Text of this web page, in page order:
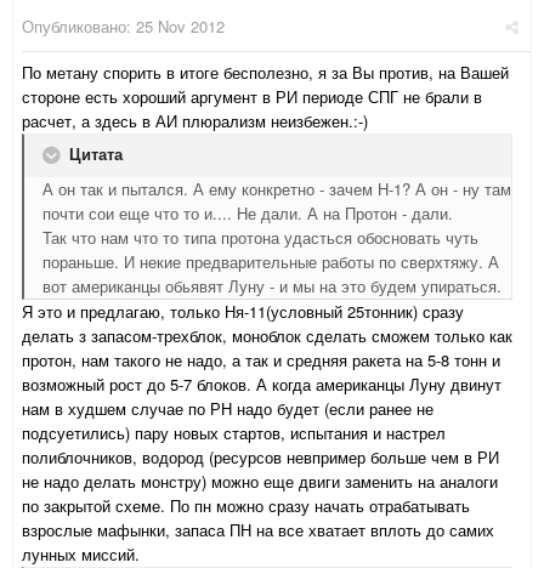
Опубликовано: 25 Nov 2012
По метану спорить в итоге бесполезно, я за Вы против, на Вашей
стороне есть хороший аргумент в РИ периоде СПГ не брали в
расчет, а здесь в АИ плюрализм неизбежен.:-)
Цитата
А он так и пытался. А ему конкретно - зачем Н-1? А он - ну там
почти сои еще что то и.... Не дали. А на Протон - дали.
Так что нам что то типа протона удасться обосновать чуть
пораньше. И некие предварительные работы по сверхтяжу. А
вот американцы обьявят Луну - и мы на это будем упираться.
Я это и предлагаю, только Ня-11(условный 25тонник) сразу
делать з запасом-трехблок, моноблок сделать сможем только как
протон, нам такого не надо, а так и средняя ракета на 5-8 тонн и
возможный рост до 5-7 блоков. А когда американцы Луну двинут
нам в худшем случае по РН надо будет (если ранее не
подсуетились) пару новых стартов, испытания и настрел
полиблочников, водород (ресурсов невпример больше чем в РИ
не надо делать монстру) можно еще двиги заменить на аналоги
по закрытой схеме. По пн можно сразу начать отрабатывать
взрослые мафынки, запаса ПН на все хватает вплоть до самих
лунных миссий.